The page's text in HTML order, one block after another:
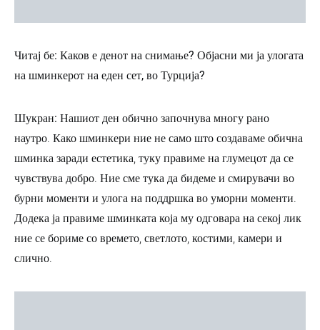
Читај бе: Каков е денот на снимање? Објасни ми ја улогата
на шминкерот на еден сет, во Турција?
Шукран: Нашиот ден обично започнува многу рано
наутро. Како шминкери ние не само што создаваме обична
шминка заради естетика, туку правиме на глумецот да се
чувствува добро. Ние сме тука да бидеме и смирувачи во
бурни моменти и улога на поддршка во уморни моменти.
Додека ја правиме шминката која му одговара на секој лик
ние се бориме со времето, светлото, костими, камери и
слично.